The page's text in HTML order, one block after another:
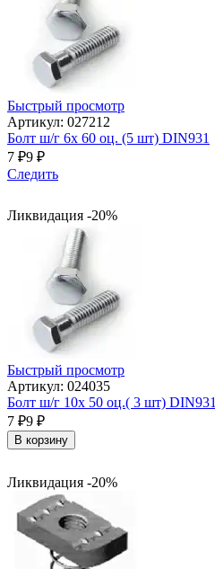
Быстрый просмотр
Артикул: 027212
Болт ш/г 6х 60 оц. (5 шт) DIN931
7 ₽9 ₽
Следить
Ликвидация -20%
Быстрый просмотр
Артикул: 024035
Болт ш/г 10х 50 оц.( 3 шт) DIN931
7 ₽9 ₽
В корзину
Ликвидация -20%